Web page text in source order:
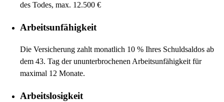
des Todes, max. 12.500 €
Arbeitsunfähigkeit
Die Versicherung zahlt monatlich 10 % Ihres Schuldsaldos ab
dem 43. Tag der ununterbrochenen Arbeitsunfähigkeit für
maximal 12 Monate.
Arbeitslosigkeit